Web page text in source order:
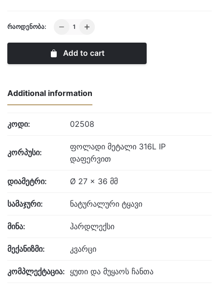
ᲠᲐᲝᲓᲔᲜᲝᲑᲐ:
Nine
quantity
Add to cart
Additional information
კოდი: 02508
კორპუსი:
ფოლადი მეტალი 316L IP
დაფერვით
დიამეტრი: Ø 27 x 36 მმ
სამაჯური: ნატურალური ტყავი
მინა: ჰარდლექსი
მექანიზმი: კვარცი
კომპლექტაცია: ყუთი და მუყაოს ჩანთა